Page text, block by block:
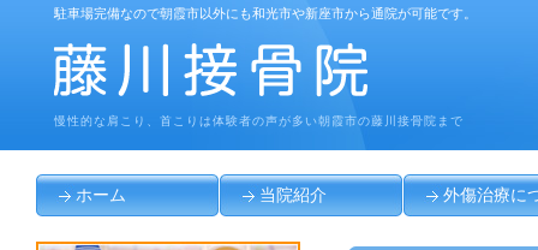
駐車場完備なので朝霞市以外にも和光市や新座市から通院が可能です。
慢性的な肩こり、首こりは体験者の声が多い朝霞市の藤川接骨院まで
ホーム 当院紹介 外傷治療に